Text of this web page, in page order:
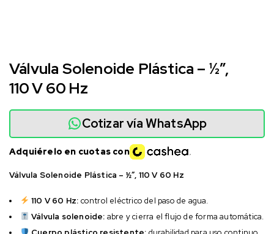
Válvula Solenoide Plástica – ½”,
110 V 60 Hz
Válvula Solenoide Plástica – ½”, 110 V 60 Hz
110 V 60 Hz: control eléctrico del paso de agua.
Válvula solenoide: abre y cierra el flujo de forma automática.
Cotizar vía WhatsApp
Adquiérelo en cuotas con